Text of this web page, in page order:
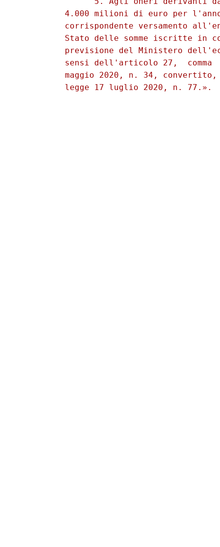
4.000 milioni di euro per
corrispondente versamento
Stato delle somme iscritte in
previsione del Ministero
sensi dell'articolo 27,  comma
maggio 2020, n. 34,